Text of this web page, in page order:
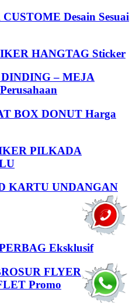
Desain Sesuai
HANGTAG Sticker
– MEJA
BOX DONUT Harga
PILKADA
KARTU UNDANGAN
Eksklusif
FLYER
Promo